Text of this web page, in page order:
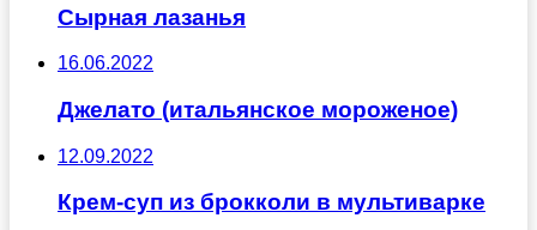
Сырная лазанья
16.06.2022
Джелато (итальянское мороженое)
12.09.2022
Крем-суп из брокколи в мультиварке